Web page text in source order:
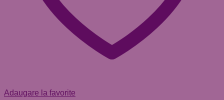
Adaugare la favorite